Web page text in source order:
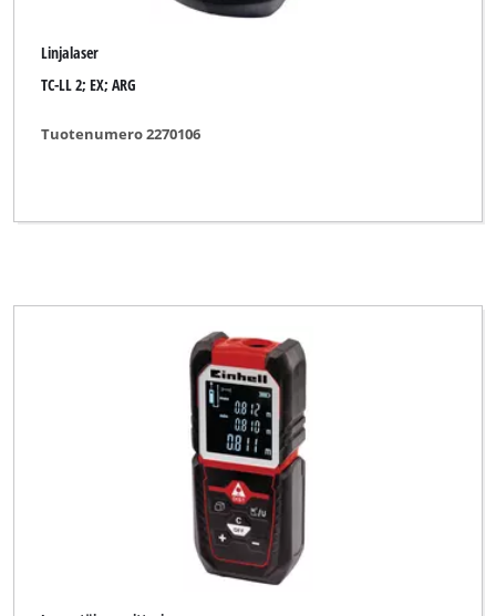
Linjalaser
TC-LL 2; EX; ARG
Tuotenumero 2270106